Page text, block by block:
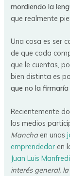
mordiendo la
que realmente
Una cosa es ser
de que cada
que le cuentas,
bien distinta es
que no la firmaría
Recientemente
los medios
Manchaen unas
emprendedor en
Juan Luis
interés general,